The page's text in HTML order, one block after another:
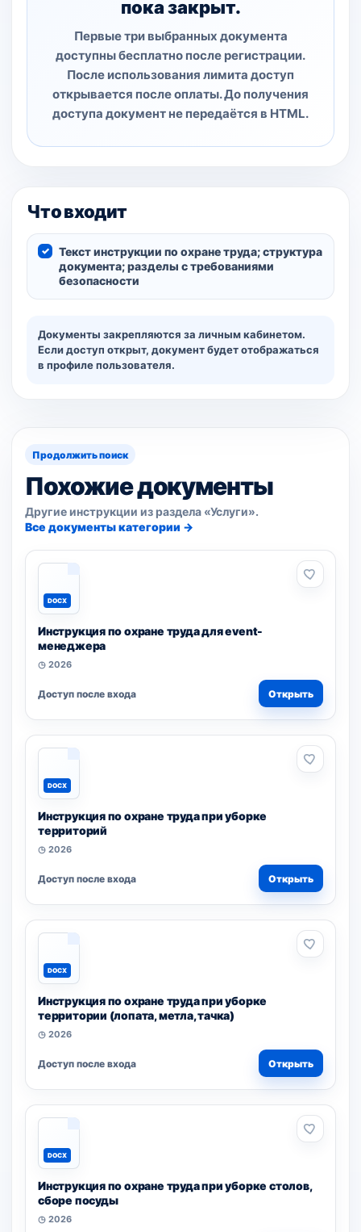
пока закрыт.
Первые три выбранных документа
доступны бесплатно после регистрации.
После использования лимита доступ
открывается после оплаты. До получения
доступа документ не передаётся в HTML.
Что входит
Текст инструкции по охране труда; структура
документа; разделы с требованиями
безопасности
Документы закрепляются за личным кабинетом.
Если доступ открыт, документ будет отображаться
в профиле пользователя.
Продолжить поиск
Похожие документы
Другие инструкции из раздела «Услуги».
Все документы категории →
DOCX
Инструкция по охране труда для event-
менеджера
◷ 2026
Доступ после входа Открыть
DOCX
Инструкция по охране труда при уборке
территорий
◷ 2026
Доступ после входа Открыть
DOCX
Инструкция по охране труда при уборке
территории (лопата, метла, тачка)
◷ 2026
Доступ после входа Открыть
DOCX
Инструкция по охране труда при уборке столов,
сборе посуды
◷ 2026